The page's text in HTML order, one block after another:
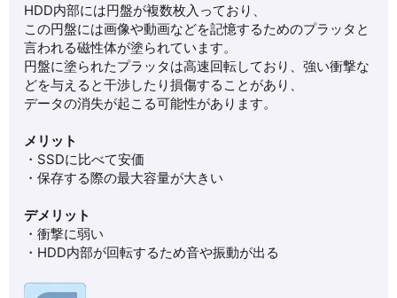
HDD内部には円盤が複数枚入っており、
この円盤には画像や動画などを記憶するためのプラッタと
言われる磁性体が塗られています。
円盤に塗られたプラッタは高速回転しており、強い衝撃な
どを与えると干渉したり損傷することがあり、
データの消失が起こる可能性があります。
メリット
・SSDに比べて安価
・保存する際の最大容量が大きい
デメリット
・衝撃に弱い
・HDD内部が回転するため音や振動が出る